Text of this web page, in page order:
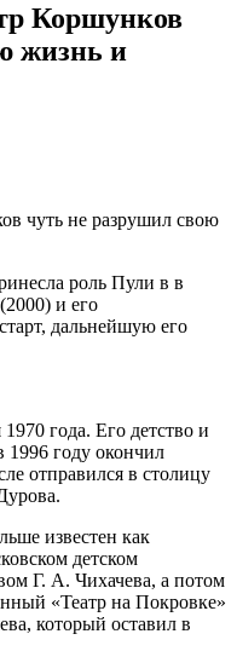
Коршунков
жизнь и
роль Пули в в
(2000) и его
дальнейшую его
года. Его детство и
году окончил
отправился в столицу
известен как
детском
Г. А. Чихачева, а потом
«Театр на Покровке»
который оставил в